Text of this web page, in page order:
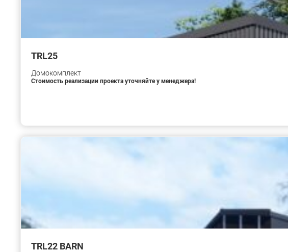
TRL25
Домокомплект
Стоимость реализации проекта уточняйте у менеджера!
TRL22 BARN